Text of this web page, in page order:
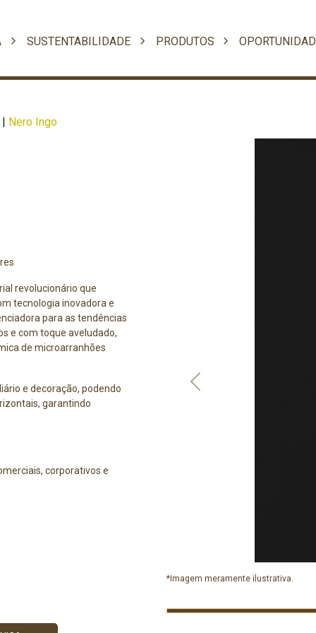
SUSTENTABILIDADE PRODUTOS
| Nero Ingo
revolucionário que
tecnologia inovadora e
para as tendências
e com toque aveludado,
de microarranhões
e decoração, podendo
garantindo
corporativos e
Previous
*Imagem meramente ilustrativa.